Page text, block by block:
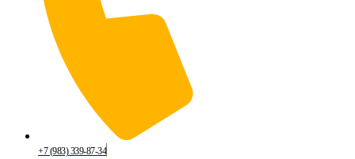
+7 (983) 339-87-34